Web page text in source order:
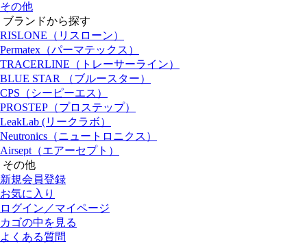
その他
ブランドから探す
RISLONE（リスローン）
Permatex（パーマテックス）
TRACERLINE（トレーサーライン）
BLUE STAR （ブルースター）
CPS（シーピーエス）
PROSTEP（プロステップ）
LeakLab (リークラボ）
Neutronics（ニュートロニクス）
Airsept（エアーセプト）
その他
新規会員登録
お気に入り
ログイン／マイページ
カゴの中を見る
よくある質問